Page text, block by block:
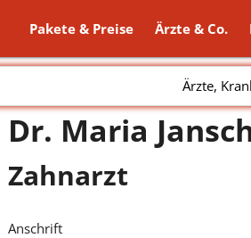
Pakete & Preise Ärzte & Co.
Ärzte,
Dr. Maria
Zahnarzt
Anschrift